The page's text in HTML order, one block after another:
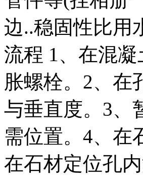
边..稳固性比用
流程 1、在混
胀螺栓。2、在
与垂直度。3、
需位置。4、在
在石材定位孔